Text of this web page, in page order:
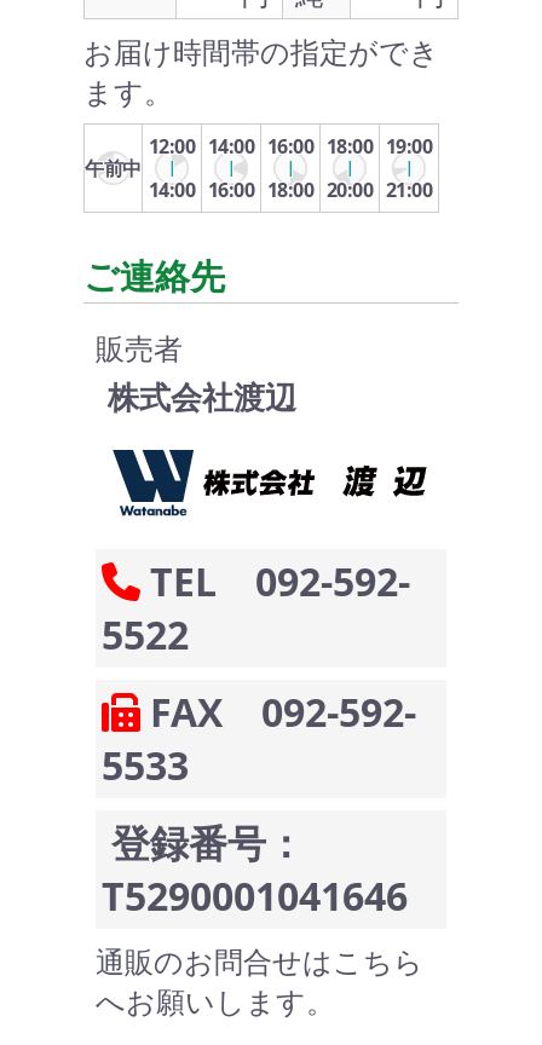
お届け時間帯の指定ができ
ます。
午前中
12:00
14:00
14:00
16:00
16:00
18:00
18:00
20:00
19:00
21:00
ご連絡先
販売者
株式会社渡辺
TEL 092-592-
5522
FAX 092-592-
5533
登録番号：
T5290001041646
通販のお問合せはこちら
へお願いします。